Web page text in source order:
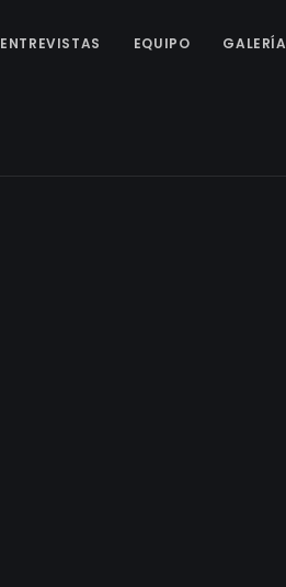
ENTREVISTAS EQUIPO GALERÍA